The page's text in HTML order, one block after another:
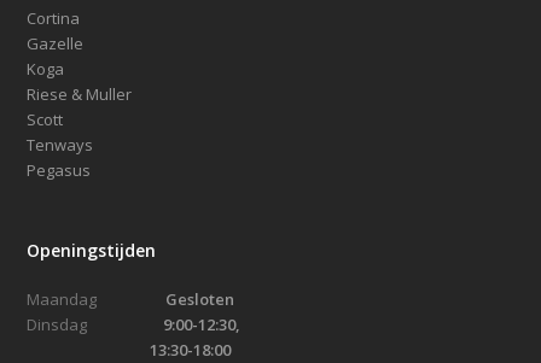
Cortina
Gazelle
Koga
Riese & Muller
Scott
Tenways
Pegasus
Openingstijden
Maandag Gesloten
Dinsdag 9:00-12:30,
13:30-18:00